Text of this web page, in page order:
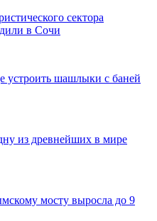
сектора
в Сочи
устроить шашлыки с баней
из древнейших в мире
мосту выросла до 9